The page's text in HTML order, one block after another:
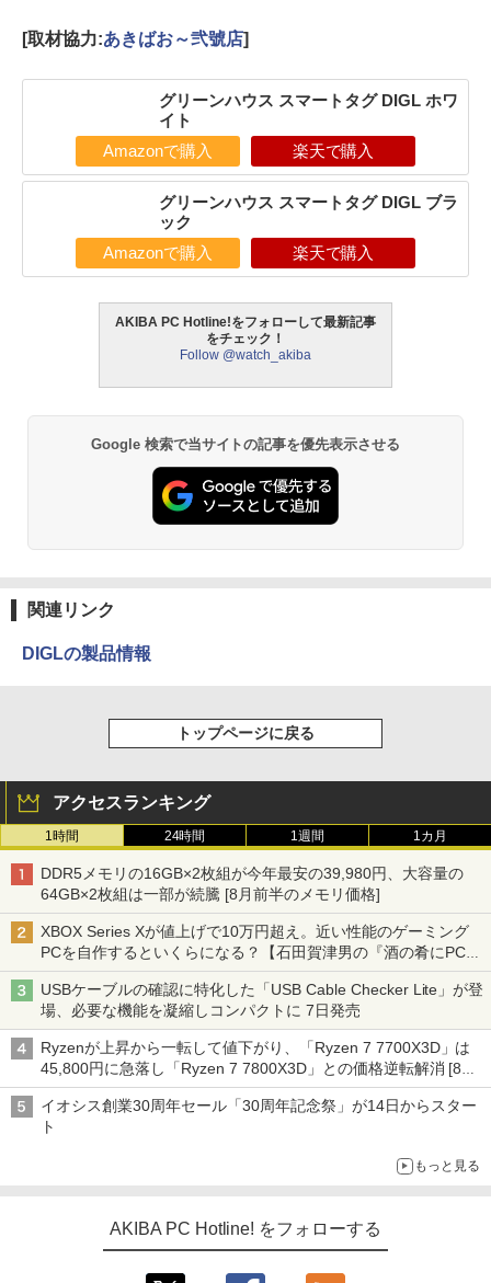
[取材協力:あきばお～弐號店]
グリーンハウス スマートタグ DIGL ホワ
イト
Amazonで購入 楽天で購入
グリーンハウス スマートタグ DIGL ブラ
ック
Amazonで購入 楽天で購入
AKIBA PC Hotline!をフォローして最新記事
をチェック！
Follow @watch_akiba
Google 検索で当サイトの記事を優先表示させる
関連リンク
DIGLの製品情報
トップページに戻る
アクセスランキング
1時間 24時間 1週間 1カ月
DDR5メモリの16GB×2枚組が今年最安の39,980円、大容量の
64GB×2枚組は一部が続騰 [8月前半のメモリ価格]
XBOX Series Xが値上げで10万円超え。近い性能のゲーミング
PCを自作するといくらになる？【石田賀津男の『酒の肴にPCゲ
ーム』】
USBケーブルの確認に特化した「USB Cable Checker Lite」が登
場、必要な機能を凝縮しコンパクトに 7日発売
Ryzenが上昇から一転して値下がり、「Ryzen 7 7700X3D」は
45,800円に急落し「Ryzen 7 7800X3D」との価格逆転解消 [8月
前半のCPU価格]
イオシス創業30周年セール「30周年記念祭」が14日からスター
ト
もっと見る
AKIBA PC Hotline! をフォローする